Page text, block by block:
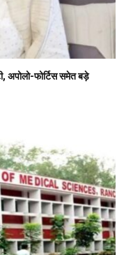
अपोलो-फोर्टिस समेत बड़े